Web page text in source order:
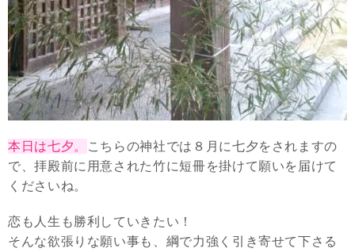
本日は七夕。
こちらの神社では８月に七夕をされますの
で、拝殿前に用意された竹に短冊を掛けて願いを届けて
くださいね。
恋も人生も勝利していきたい！
そんな欲張りな願い事も、綱で力強く引き寄せて下さる